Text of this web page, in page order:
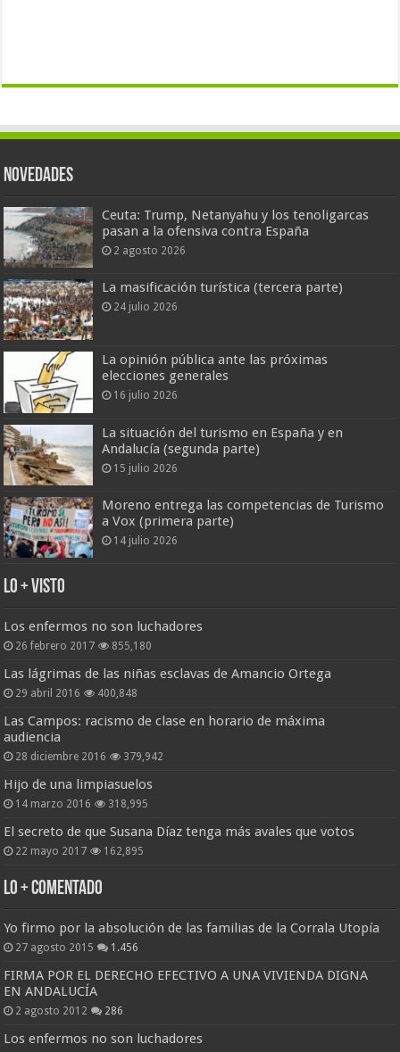
Novedades
Ceuta: Trump, Netanyahu y los tenoligarcas
pasan a la ofensiva contra España
2 agosto 2026
La masificación turística (tercera parte)
24 julio 2026
La opinión pública ante las próximas
elecciones generales
16 julio 2026
La situación del turismo en España y en
Andalucía (segunda parte)
15 julio 2026
Moreno entrega las competencias de Turismo
a Vox (primera parte)
14 julio 2026
Lo + Visto
Los enfermos no son luchadores
26 febrero 2017 855,180
Las lágrimas de las niñas esclavas de Amancio Ortega
29 abril 2016 400,848
Las Campos: racismo de clase en horario de máxima
audiencia
28 diciembre 2016 379,942
Hijo de una limpiasuelos
14 marzo 2016 318,995
El secreto de que Susana Díaz tenga más avales que votos
22 mayo 2017 162,895
Lo + Comentado
Yo firmo por la absolución de las familias de la Corrala Utopía
27 agosto 2015 1.456
FIRMA POR EL DERECHO EFECTIVO A UNA VIVIENDA DIGNA
EN ANDALUCÍA
2 agosto 2012 286
Los enfermos no son luchadores